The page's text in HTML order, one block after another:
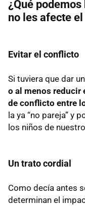
¿Qué
no les afecte
Evitar el conflicto
Si tuviera que dar
o al menos reducir
de conflicto entre
la ya “no pareja” y
los niños de
Un trato cordial
Como decía antes
determinan el